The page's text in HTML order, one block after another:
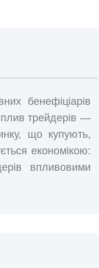
бенефіціарів
трейдерів —
що купують,
економікою:
впливовими
нечуваної